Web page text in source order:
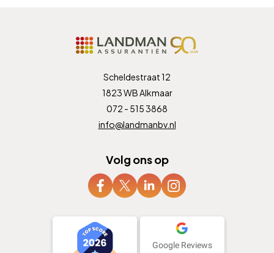
Scheldestraat 12
1823 WB Alkmaar
072 - 515 3868
info@landmanbv.nl
Volg ons op
Google Reviews